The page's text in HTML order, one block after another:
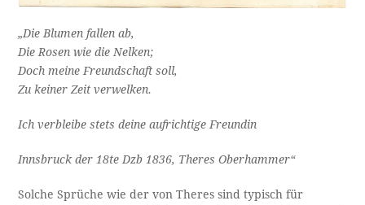
„Die Blumen fallen ab,
Die Rosen wie die Nelken;
Doch meine Freundschaft soll,
Zu keiner Zeit verwelken.
Ich verbleibe stets deine aufrichtige Freundin
Innsbruck der 18te Dzb 1836, Theres Oberhammer“
Solche Sprüche wie der von Theres sind typisch für